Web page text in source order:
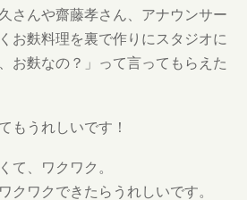
さんや齋藤孝さん、アナウンサー
お麩料理を裏で作りにスタジオに
お麩なの？」って言ってもらえた
もうれしいです！
て、ワクワク。
クワクできたらうれしいです。